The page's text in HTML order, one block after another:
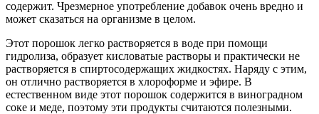
содержит. Чрезмерное употребление добавок очень вредно и
может сказаться на организме в целом.
Этот порошок легко растворяется в воде при помощи
гидролиза, образует кисловатые растворы и практически не
растворяется в спиртосодержащих жидкостях. Наряду с этим,
он отлично растворяется в хлороформе и эфире. В
естественном виде этот порошок содержится в виноградном
соке и меде, поэтому эти продукты считаются полезными.